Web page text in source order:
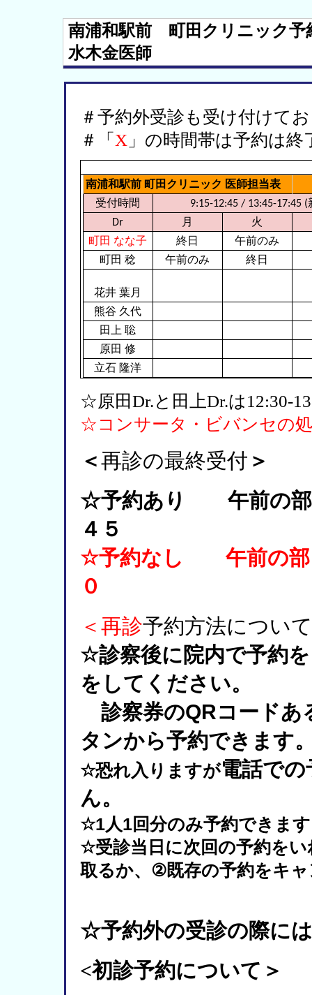
南浦和駅前 町田クリニック
水木金医師
＃予約外受診も受け付けて
＃「 X 」の時間帯は予約は
南浦和駅前 町田クリニック 医師担当表
受付時間
9:15-12:45 / 13:45-
Dr
月
火
町田 なな子
終日
午前のみ
町田 稔
午前のみ 終日
花井 葉月
熊谷 久代
田上 聡
原田 修
立石 隆洋
☆原田Dr.と田上Dr.は12:30-
☆コンサータ・ビバンセの
＜再診の最終受付 ＞
☆予約あり 午前の部
４５
☆予約なし 午前の部
０
＜再診予約方法につ
☆診察後に院内で予約
をしてください。
診察券のQRコードあ
タンから予約できます
☆恐れ入りますが電話での
ん。
☆1人1回分のみ予約できま
☆受診当日に次回の予約を
取るか、 ②既存の予約をキ
☆予約外の受診の際に
<初診予約について＞